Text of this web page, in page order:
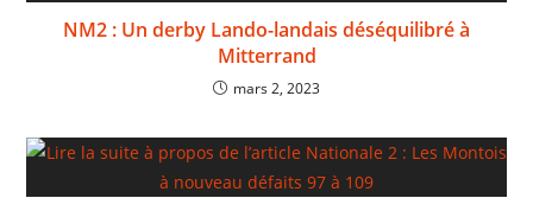
NM2 : Un derby Lando-landais déséquilibré à
Mitterrand
mars 2, 2023